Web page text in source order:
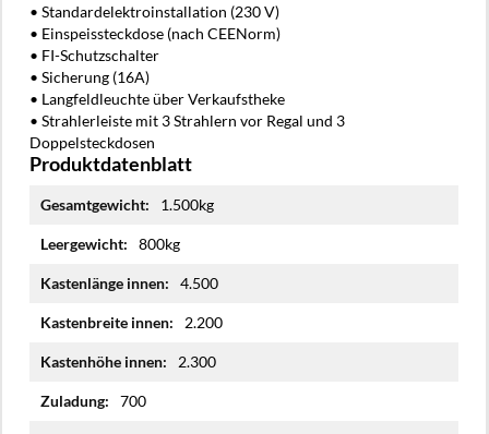
• Standardelektroinstallation (230 V)
• Einspeissteckdose (nach CEENorm)
• FI-Schutzschalter
• Sicherung (16A)
• Langfeldleuchte über Verkaufstheke
• Strahlerleiste mit 3 Strahlern vor Regal und 3
Doppelsteckdosen
Produktdatenblatt
Informationen
1.500kg
800kg
4.500
2.200
2.300
700